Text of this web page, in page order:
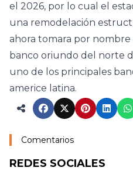
el 2026, por lo cual el
una remodelación
ahora tomara por
banco oriundo del norte
uno de los principales
americe latina.
Comentarios
REDES SOCIALES